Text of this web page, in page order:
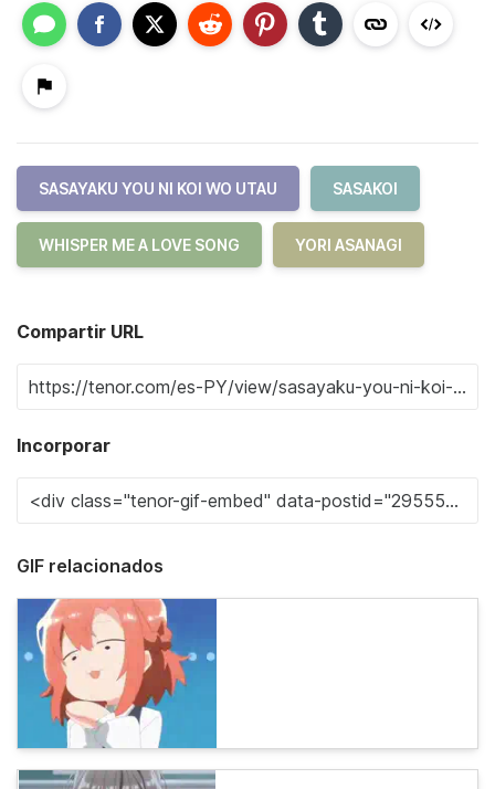
SASAYAKU YOU NI KOI WO UTAU SASAKOI
WHISPER ME A LOVE SONG YORI ASANAGI
Compartir URL
Incorporar
GIF relacionados